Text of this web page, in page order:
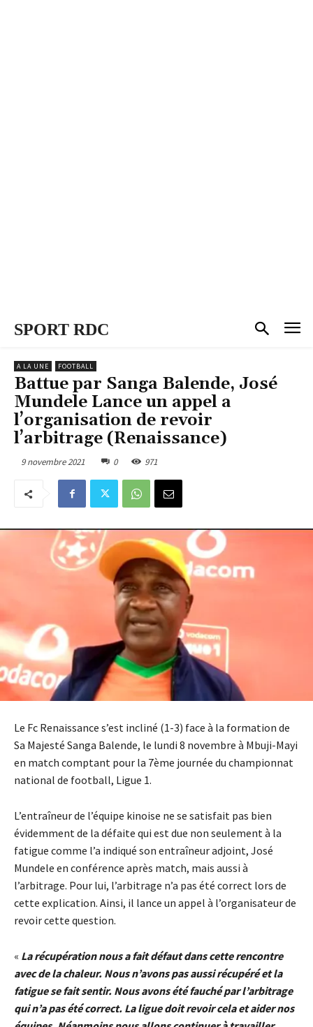
SPORT RDC
A LA UNE FOOTBALL
Battue par Sanga Balende, José
Mundele Lance un appel a
l’organisation de revoir
l’arbitrage (Renaissance)
9 novembre 2021 0 971
Le Fc Renaissance s’est incliné (1-3) face à la formation de
Sa Majesté Sanga Balende, le lundi 8 novembre à Mbuji-Mayi
en match comptant pour la 7ème journée du championnat
national de football, Ligue 1.
L’entraîneur de l’équipe kinoise ne se satisfait pas bien
évidemment de la défaite qui est due non seulement à la
fatigue comme l’a indiqué son entraîneur adjoint, José
Mundele en conférence après match, mais aussi à
l’arbitrage. Pour lui, l’arbitrage n’a pas été correct lors de
cette explication. Ainsi, il lance un appel à l’organisateur de
revoir cette question.
« La récupération nous a fait défaut dans cette rencontre
avec de la chaleur. Nous n’avons pas aussi récupéré et la
fatigue se fait sentir. Nous avons été fauché par l’arbitrage
qui n’a pas été correct. La ligue doit revoir cela et aider nos